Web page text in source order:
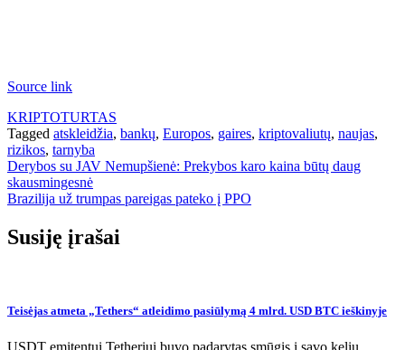
Source link
KRIPTOTURTAS
Tagged atskleidžia, bankų, Europos, gaires, kriptovaliutų, naujas,
rizikos, tarnyba
Navigacija
tarp
Derybos su JAV Nemupšienė: Prekybos karo kaina būtų daug
skausmingesnė
Brazilija už trumpas pareigas pateko į PPO
Susiję įrašai
Teisėjas atmeta „Tethers“ atleidimo pasiūlymą 4 mlrd. USD BTC ieškinyje
USDT emitentui Tetheriui buvo padarytas smūgis į savo kelių